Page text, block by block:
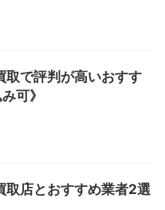
取で評判が高いおすす
可》
取店とおすすめ業者2選